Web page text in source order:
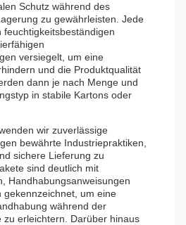
Schutz während des
zu gewährleisten. Jede
versiegelt, um eine
und die Produktqualität
dann je nach Menge und
in stabile Kartons oder
wir zuverlässige
bewährte Industriepraktiken,
sichere Lieferung zu
sind deutlich mit
Handhabungsanweisungen
gekennzeichnet, um eine
während der
zu erleichtern. Darüber hinaus